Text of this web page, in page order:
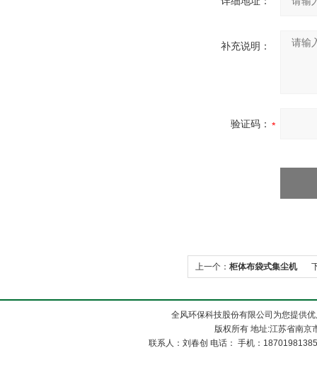
补充说明：
验证码：
上一个： 柜体布袋式集尘机
全风环保科技股份有限公司为您提供
版权所有 地址:江苏省南
联系人：刘春创 电话： 手机：